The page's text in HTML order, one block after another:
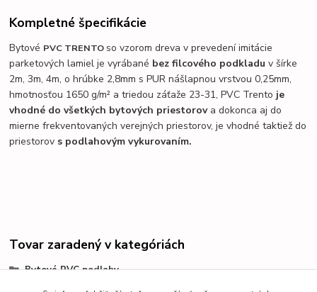
Kompletné špecifikácie
Bytové PVC TRENTO so vzorom dreva v prevedení imitácie
parketových lamiel je vyrábané bez filcového podkladu v šírke
2m, 3m, 4m, o hrúbke 2,8mm s PUR nášlapnou vrstvou 0,25mm,
hmotnosťou 1650 g/m² a triedou záťaže 23-31, PVC Trento je
vhodné do všetkých bytových priestorova dokonca aj do
mierne frekventovaných verejných priestorov, je vhodné taktiež do
priestorov s podlahovým vykurovaním.
Tovar zaradený v kategóriách
Bytové PVC podlahy